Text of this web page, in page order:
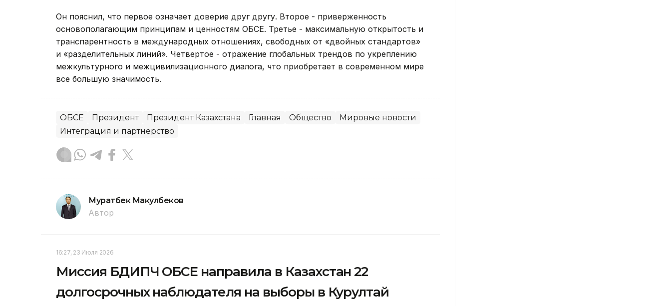
Он пояснил, что первое означает доверие друг другу. Второе - приверженность
основополагающим принципам и ценностям ОБСЕ. Третье - максимальную открытость и
транспарентность в международных отношениях, свободных от «двойных стандартов»
и «разделительных линий». Четвертое - отражение глобальных трендов по укреплению
межкультурного и межцивилизационного диалога, что приобретает в современном мире
все большую значимость.
ОБСЕ Президент Президент Казахстана Главная Общество
Мировые новости
Интеграция и партнерство
Муратбек Макулбеков
Автор
16:27, 23 Июля 2026
Миссия БДИПЧ ОБСЕ направила в Казахстан 22
долгосрочных наблюдателя на выборы в Курултай